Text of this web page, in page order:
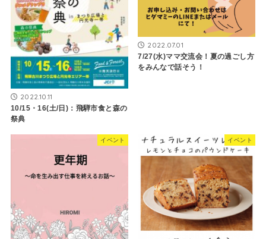
2022.10.11
10/15・16(土/日)：飛騨市食と森の
祭典
2022.07.01
7/27(水)ママ交流会！夏の過ごし方
をみんなで話そう！
イベント イベント